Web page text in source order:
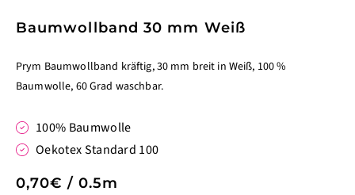
in
Baumwollband 30 mm Weiß
Prym Baumwollband kräftig, 30 mm breit in Weiß, 100 %
Baumwolle, 60 Grad waschbar.
100% Baumwolle
Oekotex Standard 100
Normaler
0,70€ / 0.5m